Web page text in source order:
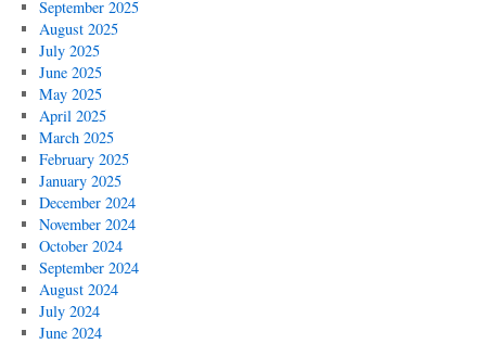
September 2025
August 2025
July 2025
June 2025
May 2025
April 2025
March 2025
February 2025
January 2025
December 2024
November 2024
October 2024
September 2024
August 2024
July 2024
June 2024